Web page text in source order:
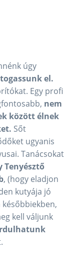
úgy
el.
Egy profi
nem
között élnek
Sőt
ugyanis
Tanácsokat
Tenyésztő
, (hogy eladjon
kutyája jó
kell váljunk